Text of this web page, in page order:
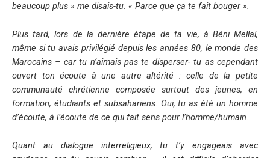
beaucoup plus » me disais-tu. « Parce que ça te fait bouger ».
Plus tard, lors de la dernière étape de ta vie, à Béni Mellal,
même si tu avais privilégié depuis les années 80, le monde des
Marocains – car tu n’aimais pas te disperser- tu as cependant
ouvert ton écoute à une autre altérité : celle de la petite
communauté chrétienne composée surtout des jeunes, en
formation, étudiants et subsahariens. Oui, tu as été un homme
d’écoute, à l’écoute de ce qui fait sens pour l’homme/humain.
Quant au dialogue interreligieux, tu t’y engageais avec